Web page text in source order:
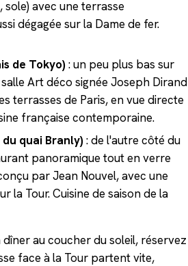
avec une terrasse
dégagée sur la Dame de fer.
de Tokyo) : un peu plus bas sur
salle Art déco signée Joseph Dirand
terrasses de Paris, en vue directe
française contemporaine.
quai Branly) : de l'autre côté du
panoramique tout en verre
par Jean Nouvel, avec une
la Tour. Cuisine de saison de la
au coucher du soleil, réservez
face à la Tour partent vite,